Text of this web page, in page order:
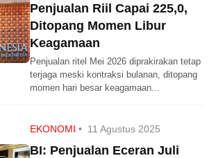
Penjualan Riil Capai 225,0,
Ditopang Momen Libur
Keagamaan
Penjualan ritel Mei 2026 diprakirakan tetap
terjaga meski kontraksi bulanan, ditopang
momen hari besar keagamaan...
EKONOMI • 11 Agustus 2025
BI: Penjualan Eceran Juli